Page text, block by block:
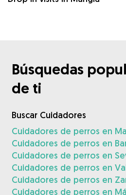
Búsquedas
de ti
Buscar Cuidadores
Cuidadores de perros en
Cuidadores de perros en
Cuidadores de perros en
Cuidadores de perros en
Cuidadores de perros en
Cuidadores de perros en